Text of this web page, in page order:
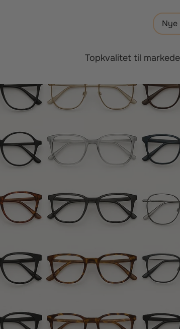
Nye
Topkvalitet til